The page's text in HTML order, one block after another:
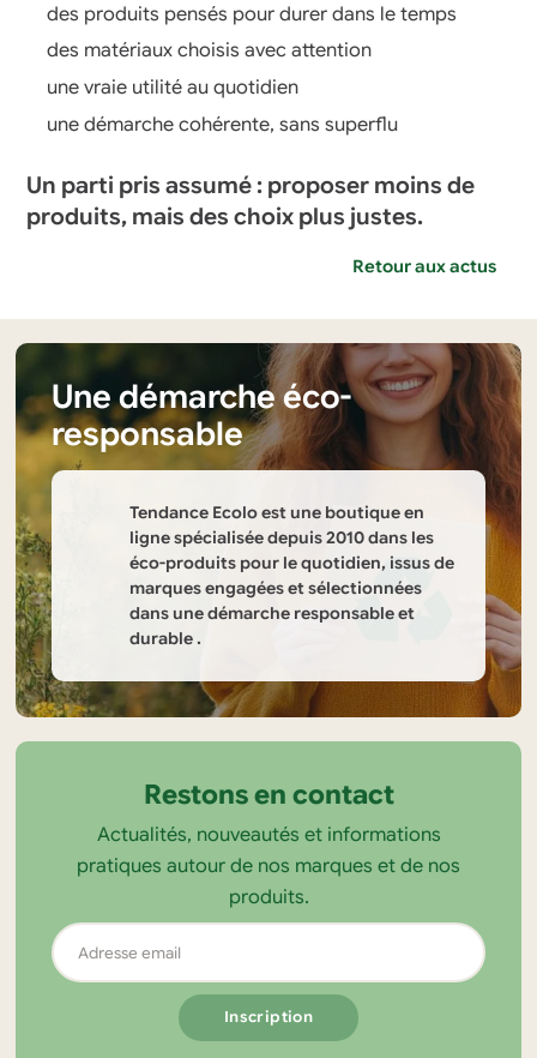
des produits pensés pour durer dans le temps
des matériaux choisis avec attention
une vraie utilité au quotidien
une démarche cohérente, sans superflu
Un parti pris assumé : proposer moins de
produits, mais des choix plus justes.
Retour aux actus
Informations
sur
boutique
Tendance
Une démarche éco-
responsable
Tendance Ecolo est une boutique en
ligne spécialisée depuis 2010 dans les
éco-produits pour le quotidien, issus de
marques engagées et sélectionnées
dans une démarche responsable et
durable .
Restons en contact
Actualités, nouveautés et informations
pratiques autour de nos marques et de nos
produits.
Adresse
email